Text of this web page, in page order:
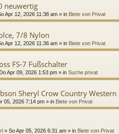
neuwertig
Apr 12, 2026 11:38 am » in Biete von Privat
7/8 Nylon
Apr 12, 2026 11:36 am » in Biete von Privat
FS-7 Fußschalter
Do Apr 09, 2026 1:53 pm » in Suche privat
Sheryl Crow Country
05, 2026 7:14 pm » in Biete von Privat
» So Apr 05, 2026 6:31 am » in Biete von Privat